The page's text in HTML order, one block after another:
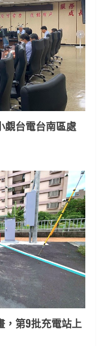
覷台電台南區處
，第9批充電站上